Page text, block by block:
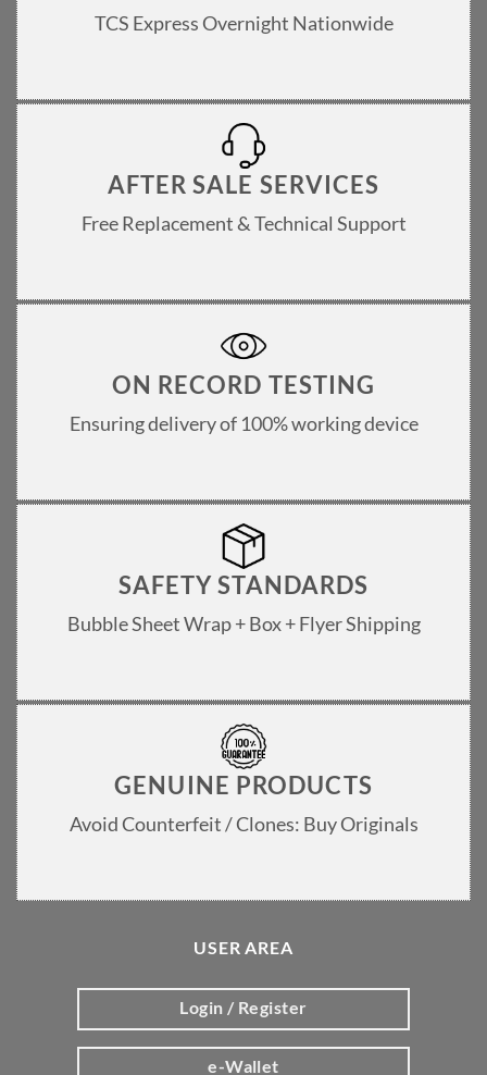
TCS Express Overnight Nationwide
AFTER SALE SERVICES
Free Replacement & Technical Support
ON RECORD TESTING
Ensuring delivery of 100% working device
SAFETY STANDARDS
Bubble Sheet Wrap + Box + Flyer Shipping
GENUINE PRODUCTS
Avoid Counterfeit / Clones: Buy Originals
USER AREA
Login / Register
e-Wallet